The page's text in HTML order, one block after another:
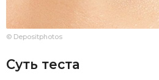
© Depositphotos
Суть теста